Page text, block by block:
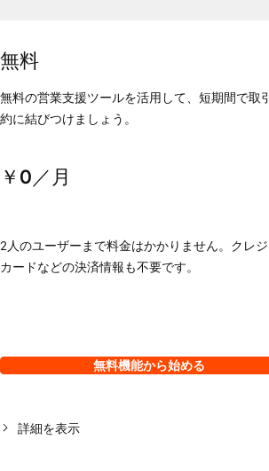
無料
無料の営業支援ツールを活用して、短期間で取
約に結びつけましょう。
￥0／月
2人のユーザーまで料金はかかりません。クレジ
カードなどの決済情報も不要です。
無料機能から始める
詳細を表示